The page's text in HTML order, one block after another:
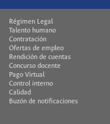
Régimen Legal
Talento humano
Contratación
Ofertas de empleo
Rendición de cuentas
Concurso docente
Pago Virtual
Control interno
Calidad
Buzón de notificaciones